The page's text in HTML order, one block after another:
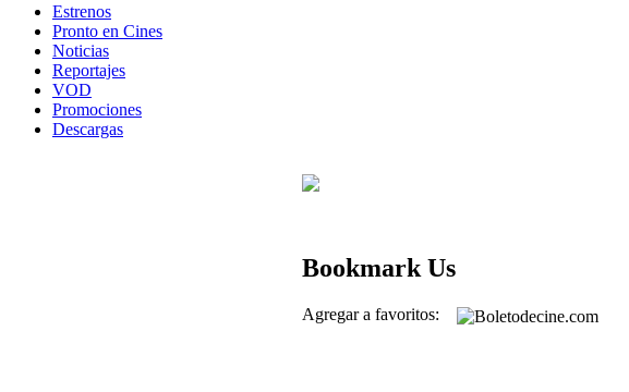
Estrenos
Pronto en Cines
Noticias
Reportajes
VOD
Promociones
Descargas
Bookmark Us
Agregar a favoritos: